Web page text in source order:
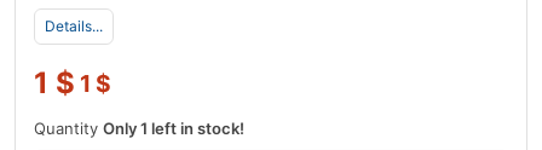
Details...
1 $ 1 $
Quantity Only 1 left in stock!